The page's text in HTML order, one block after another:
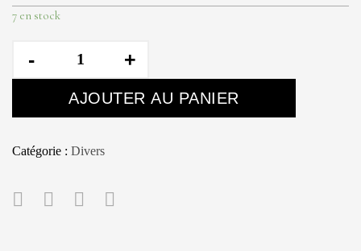
7 en stock
Merci
AJOUTER AU PANIER
Catégorie : Divers